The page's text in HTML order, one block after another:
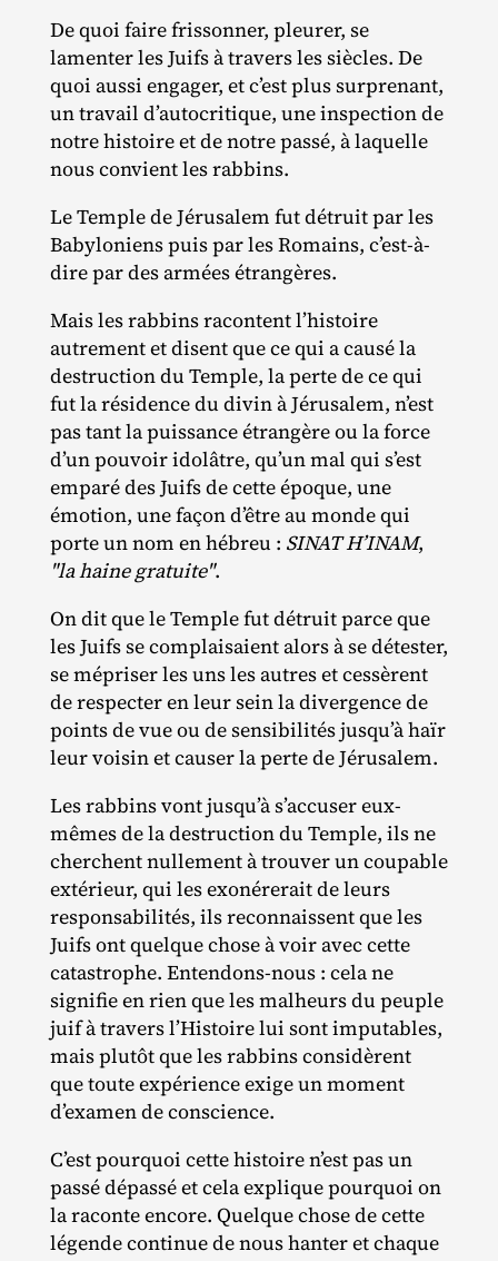
De quoi faire frissonner, pleurer, se
lamenter les Juifs à travers les siècles. De
quoi aussi engager, et c’est plus surprenant,
un travail d’autocritique, une inspection de
notre histoire et de notre passé, à laquelle
nous convient les rabbins.
Le Temple de Jérusalem fut détruit par les
Babyloniens puis par les Romains, c’est-à-
dire par des armées étrangères.
Mais les rabbins racontent l’histoire
autrement et disent que ce qui a causé la
destruction du Temple, la perte de ce qui
fut la résidence du divin à Jérusalem, n’est
pas tant la puissance étrangère ou la force
d’un pouvoir idolâtre, qu’un mal qui s’est
emparé des Juifs de cette époque, une
émotion, une façon d’être au monde qui
porte un nom en hébreu : SINAT H’INAM,
"la haine gratuite".
On dit que le Temple fut détruit parce que
les Juifs se complaisaient alors à se détester,
se mépriser les uns les autres et cessèrent
de respecter en leur sein la divergence de
points de vue ou de sensibilités jusqu’à haïr
leur voisin et causer la perte de Jérusalem.
Les rabbins vont jusqu’à s’accuser eux‐​
mêmes de la destruction du Temple, ils ne
cherchent nullement à trouver un coupable
extérieur, qui les exonérerait de leurs
responsabilités, ils reconnaissent que les
Juifs ont quelque chose à voir avec cette
catastrophe. Entendons‐​nous : cela ne
signifie en rien que les malheurs du peuple
juif à travers l’Histoire lui sont imputables,
mais plutôt que les rabbins considèrent
que toute expérience exige un moment
d’examen de conscience.
C’est pourquoi cette histoire n’est pas un
passé dépassé et cela explique pourquoi on
la raconte encore. Quelque chose de cette
légende continue de nous hanter et chaque